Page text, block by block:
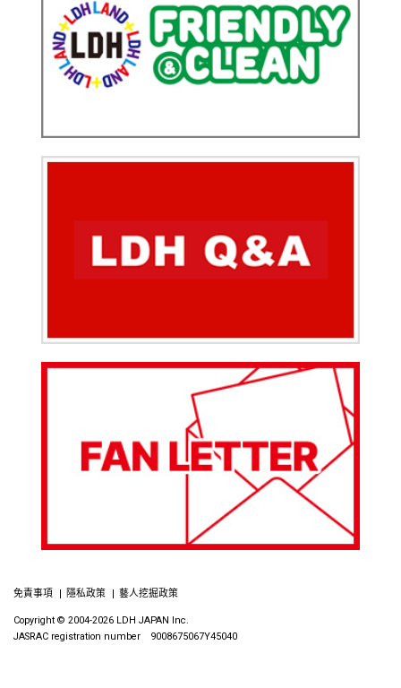
免責事項 隱私政策 藝人挖掘政策
Copyright © 2004-2026 LDH JAPAN Inc.
JASRAC registration number 9008675067Y45040